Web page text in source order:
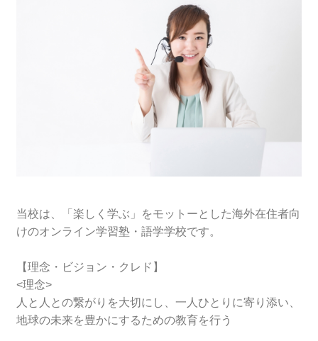
当校は、「楽しく学ぶ」をモットーとした海外在住者向
けのオンライン学習塾・語学学校です。
【理念・ビジョン・クレド】
<理念>
人と人との繋がりを大切にし、一人ひとりに寄り添い、
地球の未来を豊かにするための教育を行う